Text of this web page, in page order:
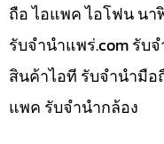
ถือ ไอแพค ไอโฟน นา
รับจํานําแพร่.com รับ
สินค้าไอที รับจำนำมื
แพค รับจำนำกล้อง